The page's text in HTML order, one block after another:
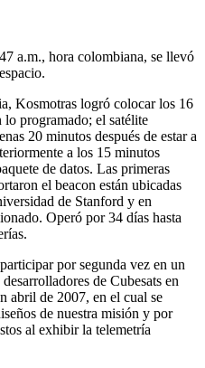
a.m., hora colombiana, se llevó
Kosmotras logró colocar los 16
lo programado; el satélite
20 minutos después de estar a
a los 15 minutos
de datos. Las primeras
el beacon están ubicadas
de Stanford y en
Operó por 34 días hasta
por segunda vez en un
de Cubesats en
abril de 2007, en el cual se
de nuestra misión y por
al exhibir la telemetría